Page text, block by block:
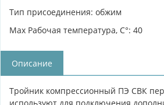
Тип присоединения: обжим
Max Рабочая температура, C°: 40
Описание
Тройник компрессионный ПЭ СВК